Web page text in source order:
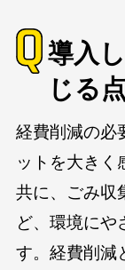
導入
じる
経費削減の必
ットを大きく
共に、ごみ収
ど、環境にや
す。経費削減